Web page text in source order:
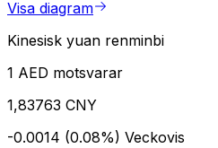
Visa diagram
Kinesisk yuan renminbi
1 AED motsvarar
1,83763 CNY
-0.0014 (0.08%) Veckovis